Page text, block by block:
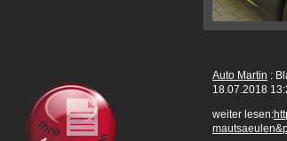
Auto Martin :
18.07.2018
weiter lesen: